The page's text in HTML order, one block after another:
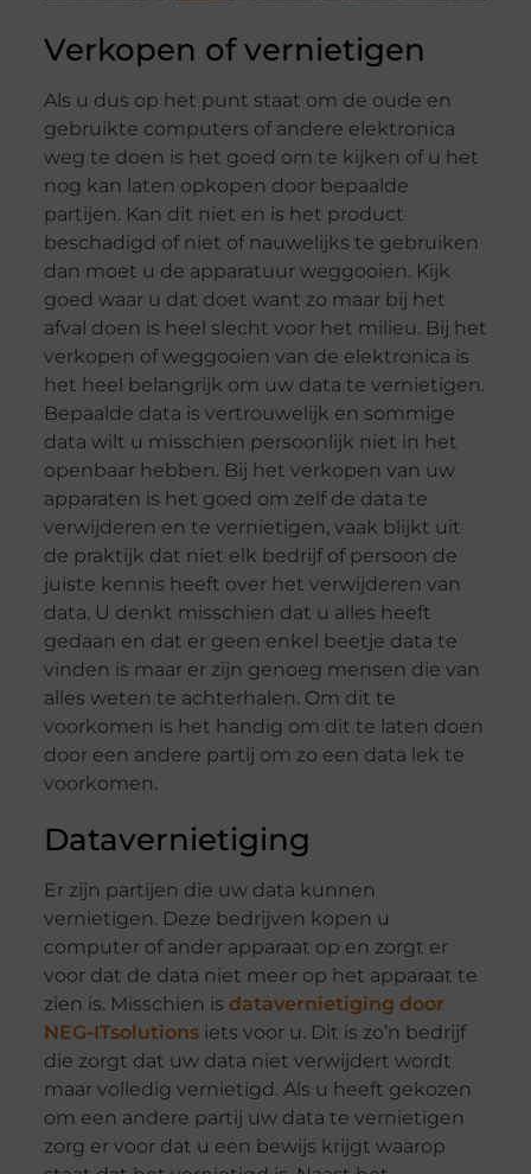
Verkopen of vernietigen
Als u dus op het punt staat om de oude en
gebruikte computers of andere elektronica
weg te doen is het goed om te kijken of u het
nog kan laten opkopen door bepaalde
partijen. Kan dit niet en is het product
beschadigd of niet of nauwelijks te gebruiken
dan moet u de apparatuur weggooien. Kijk
goed waar u dat doet want zo maar bij het
afval doen is heel slecht voor het milieu. Bij het
verkopen of weggooien van de elektronica is
het heel belangrijk om uw data te vernietigen.
Bepaalde data is vertrouwelijk en sommige
data wilt u misschien persoonlijk niet in het
openbaar hebben. Bij het verkopen van uw
apparaten is het goed om zelf de data te
verwijderen en te vernietigen, vaak blijkt uit
de praktijk dat niet elk bedrijf of persoon de
juiste kennis heeft over het verwijderen van
data. U denkt misschien dat u alles heeft
gedaan en dat er geen enkel beetje data te
vinden is maar er zijn genoeg mensen die van
alles weten te achterhalen. Om dit te
voorkomen is het handig om dit te laten doen
door een andere partij om zo een data lek te
voorkomen.
Datavernietiging
Er zijn partijen die uw data kunnen
vernietigen. Deze bedrijven kopen u
computer of ander apparaat op en zorgt er
voor dat de data niet meer op het apparaat te
zien is. Misschien is datavernietiging door
NEG-ITsolutionsiets voor u. Dit is zo’n bedrijf
die zorgt dat uw data niet verwijdert wordt
maar volledig vernietigd. Als u heeft gekozen
om een andere partij uw data te vernietigen
zorg er voor dat u een bewijs krijgt waarop